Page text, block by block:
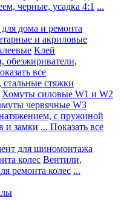
черные, усадка 4:1 ...
дома и ремонта
и акриловые
Клей
обезжириватели,
все
стяжки
Хомуты силовые W1 и W2
червячные W3
с пружиной
и замки ... Показать все
для шиномонтажа
колес Вентили,
ремонта колес ...